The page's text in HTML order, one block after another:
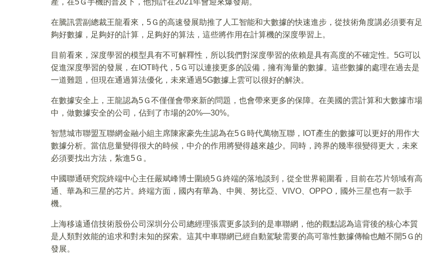
在騰訊雲副總裁王龍看來，5Ｇ的高速發展助推了人工智能和大數據的快速進步，從技術角度講必須要有足
夠好數據，足夠好的計算，足夠好的算法，這些將作用在計算機的深度學習上。
目前看來，深度學習的模型具有不可解釋性，所以我們對深度學習的依賴是具有高度的不確定性。5G可以
促進深度學習的發展，在IOT時代，5Ｇ可以連接更多的設備，擁有海量的數據。這些數據的處理在過去是
一道難題，但現在通過算法優化，未來通過5G數據上雲可以很好的解決。
在數據安全上，王龍認為5Ｇ不僅僅會帶來新的問題，也會帶來更多的保障。在美國的雲計算和大數據市場
中，做數據安全的公司，佔到了市場的20%—30%。
智慧城市聯盟互聯網金融小組主席陳家豪先生認為在5Ｇ時代萬物互聯，IOT產生的數據可以更好的用作大
數據分析。當信息量變得很大的時候，中介的作用將變得越來越少。同時，跨界的幾率很變得更大，未來
必須要找出方法，紮進5Ｇ。
中國聯通研究院終端中心主任嚴斌峰博士圍繞5Ｇ終端的落地談到，從全世界範圍看，目前在芯片領域有高
通、華為和三星的芯片。終端方面，國内有華為、中興、努比亞、VIVO、OPPO，國外三星也有一款手
機。
上海移遠通信技術股份公司深圳分公司總經理張震更多談到的是車聯網，他的觀點認為這背後的核心本質
是人類對效能的追求和對未知的探索。這其中車聯網已經自動駕駛需要的高可靠性數據傳輸也離不開5Ｇ的
發展。